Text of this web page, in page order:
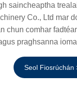
saincheaptha
Co., Ltd mar
chun comhar
praghsanna
Seol Fiosrúchán